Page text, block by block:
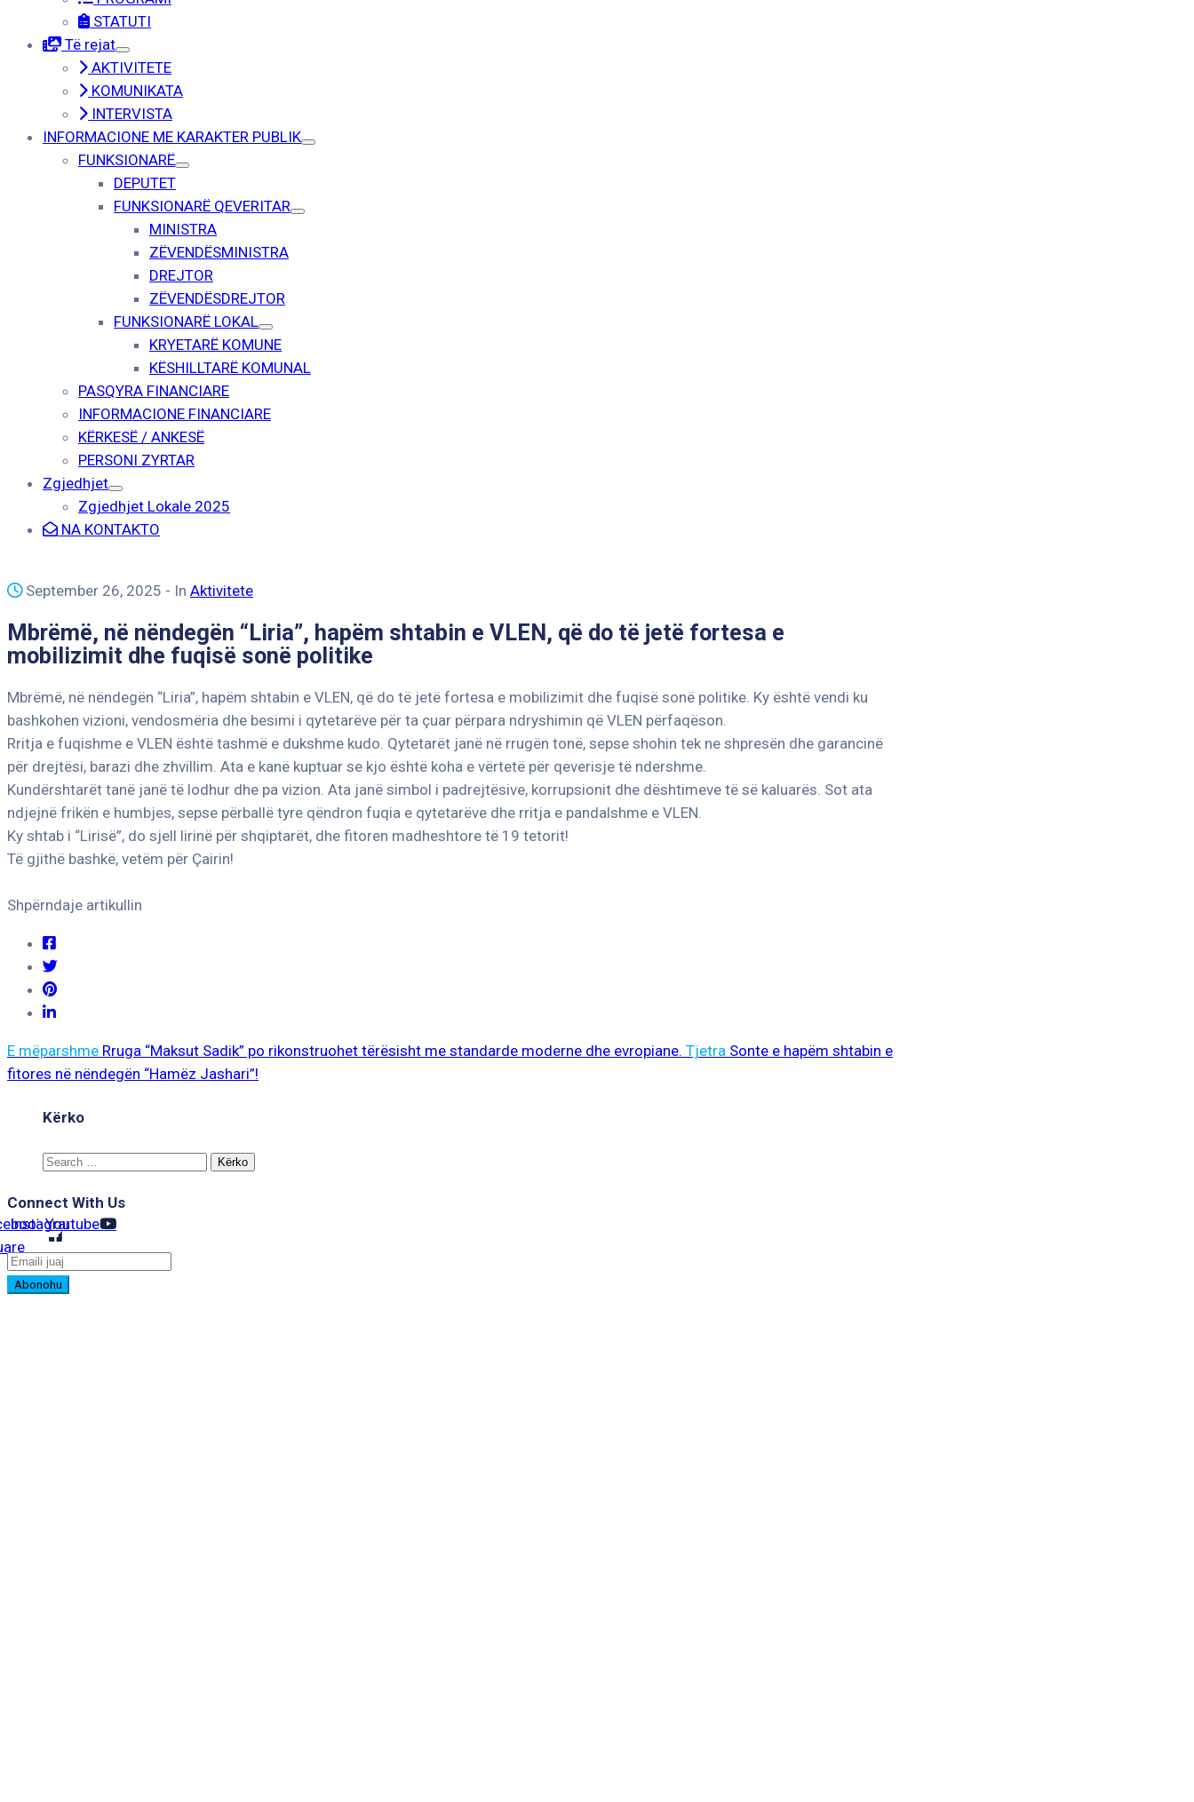
STATUTI
Të rejat
AKTIVITETE
KOMUNIKATA
INTERVISTA
INFORMACIONE ME KARAKTER PUBLIK
FUNKSIONARË
DEPUTET
FUNKSIONARË QEVERITAR
MINISTRA
ZËVENDËSMINISTRA
DREJTOR
ZËVENDËSDREJTOR
FUNKSIONARË LOKAL
KRYETARË KOMUNE
KËSHILLTARË KOMUNAL
PASQYRA FINANCIARE
INFORMACIONE FINANCIARE
KËRKESË / ANKESË
PERSONI ZYRTAR
Zgjedhjet
Zgjedhjet Lokale 2025
NA KONTAKTO
September 26, 2025 - In Aktivitete
Mbrëmë, në nëndegën “Liria”, hapëm shtabin e VLEN, që do të jetë fortesa e
mobilizimit dhe fuqisë sonë politike
Mbrëmë, në nëndegën “Liria”, hapëm shtabin e VLEN, që do të jetë fortesa e mobilizimit dhe fuqisë sonë politike. Ky është vendi ku
bashkohen vizioni, vendosmëria dhe besimi i qytetarëve për ta çuar përpara ndryshimin që VLEN përfaqëson.
Rritja e fuqishme e VLEN është tashmë e dukshme kudo. Qytetarët janë në rrugën tonë, sepse shohin tek ne shpresën dhe garancinë
për drejtësi, barazi dhe zhvillim. Ata e kanë kuptuar se kjo është koha e vërtetë për qeverisje të ndershme.
Kundërshtarët tanë janë të lodhur dhe pa vizion. Ata janë simbol i padrejtësive, korrupsionit dhe dështimeve të së kaluarës. Sot ata
ndjejnë frikën e humbjes, sepse përballë tyre qëndron fuqia e qytetarëve dhe rritja e pandalshme e VLEN.
Ky shtab i “Lirisë”, do sjell lirinë për shqiptarët, dhe fitoren madheshtore të 19 tetorit!
Të gjithë bashkë, vetëm për Çairin!
Shpërndaje artikullin
E mëparshme Rruga “Maksut Sadik” po rikonstruohet tërësisht me standarde moderne dhe evropiane. Tjetra Sonte e hapëm shtabin e
fitores në nëndegën “Hamëz Jashari”!
Kërko
Search
Connect With Us
Instagram
Youtube